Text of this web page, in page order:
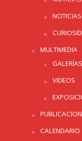
MULTIMEDIA
GALERÍAS
VIDEOS
CALENDARIO